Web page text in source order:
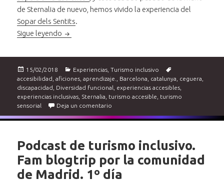
de Sternalia de nuevo, hemos vivido la experiencia del
Sopar dels Sentits.
Sigue leyendo Experiencias sensoriales y de turismo inclusivo.
Publicado
el
15/02/2018 Categorías
Experiencias ,Turismo inclusivo
accesibilidad ,aficiones ,aprendizaje. Barcelona catalunya ceguera
discapacidad
Diversidad funcional experiencias accesibles
experiencias inclusivas Sternalia turismo accesible
turismo
sensorial
Deja un comentario
Podcast de turismo inclusivo.
Fam blogtrip por la comunidad
de Madrid. 1º día